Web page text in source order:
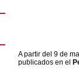
A partir del 9 de
publicados en el